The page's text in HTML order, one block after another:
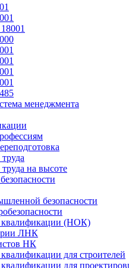
менеджмента
на высоте
безопасности
квалификации (НОК)
ЛНК
НК
для строителей
для